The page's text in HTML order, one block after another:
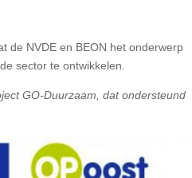
de NVDE en BEON het onderwerp
sector te ontwikkelen.
GO-Duurzaam, dat ondersteund